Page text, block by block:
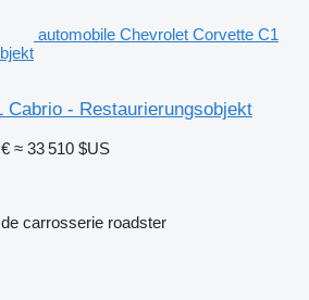
automobile Chevrolet Corvette C1
Cabrio - Restaurierungsobjekt
≈ 33 510 $US
carrosserie roadster